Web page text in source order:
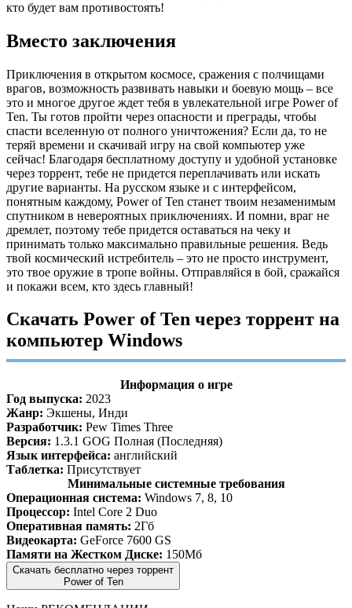
кто будет вам противостоять!
Вместо заключения
Приключения в открытом космосе, сражения с полчищами
врагов, возможность развивать навыки и боевую мощь – все
это и многое другое ждет тебя в увлекательной игре Power of
Ten. Ты готов пройти через опасности и преграды, чтобы
спасти вселенную от полного уничтожения? Если да, то не
теряй времени и скачивай игру на свой компьютер уже
сейчас! Благодаря бесплатному доступу и удобной установке
через торрент, тебе не придется переплачивать или искать
другие варианты. На русском языке и с интерфейсом,
понятным каждому, Power of Ten станет твоим незаменимым
спутником в невероятных приключениях. И помни, враг не
дремлет, поэтому тебе придется оставаться на чеку и
принимать только максимально правильные решения. Ведь
твой космический истребитель – это не просто инструмент,
это твое оружие в тропе войны. Отправляйся в бой, сражайся
и покажи всем, кто здесь главный!
Скачать Power of Ten через торрент на
компьютер Windows
Информация о игре
Год выпуска: 2023
Жанр: Экшены, Инди
Разработчик: Pew Times Three
Версия: 1.3.1 GOG Полная (Последняя)
Язык интерфейса: английский
Таблетка: Присутствует
Минимальные системные требования
Операционная система: Windows 7, 8, 10
Процессор: Intel Core 2 Duo
Оперативная память: 2Гб
Видеокарта: GeForce 7600 GS
Памяти на Жестком Диске: 150Мб
Скачать бесплатно через торрент
Power of Ten